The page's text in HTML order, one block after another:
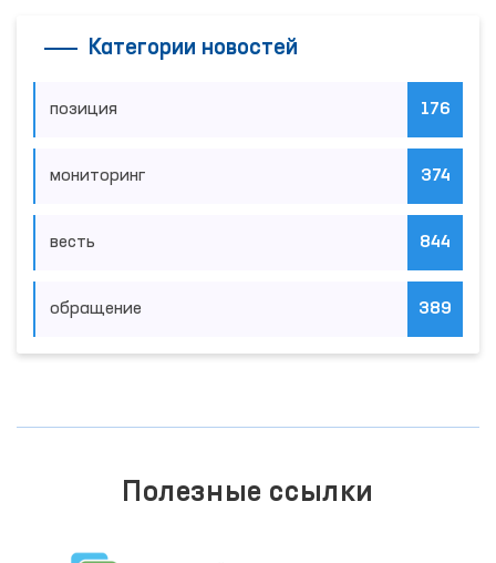
Категории новостей
позиция 176
мониторинг 374
весть 844
обращение 389
Полезные ссылки